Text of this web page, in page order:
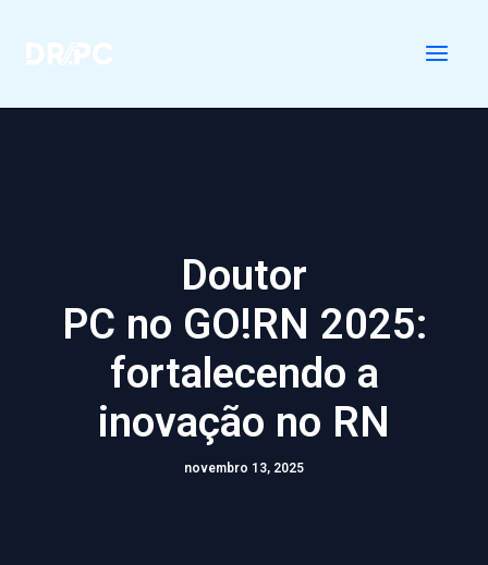
para
Doutor
PC no GO!RN 2025:
fortalecendo a
inovação no RN
novembro 13, 2025